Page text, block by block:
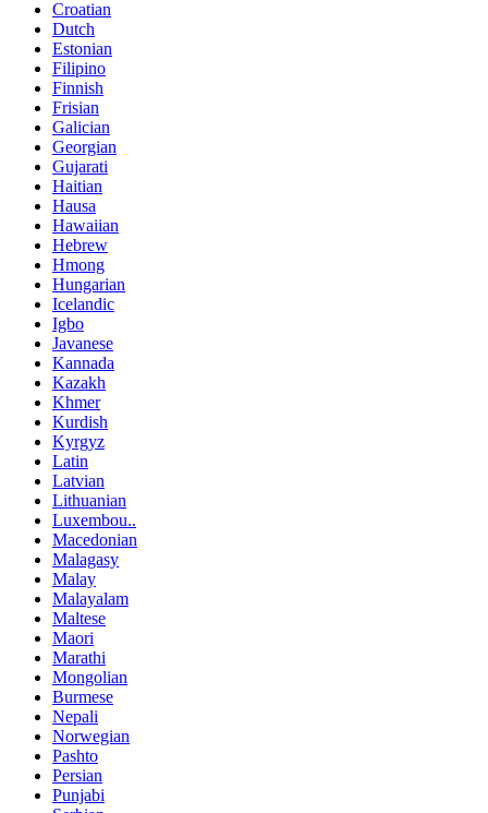
Croatian
Dutch
Estonian
Filipino
Finnish
Frisian
Galician
Georgian
Gujarati
Haitian
Hausa
Hawaiian
Hebrew
Hmong
Hungarian
Icelandic
Igbo
Javanese
Kannada
Kazakh
Khmer
Kurdish
Kyrgyz
Latin
Latvian
Lithuanian
Luxembou..
Macedonian
Malagasy
Malay
Malayalam
Maltese
Maori
Marathi
Mongolian
Burmese
Nepali
Norwegian
Pashto
Persian
Punjabi